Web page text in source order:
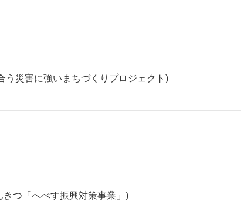
災害に強いまちづくりプロジェクト)
つ「へべす振興対策事業」)